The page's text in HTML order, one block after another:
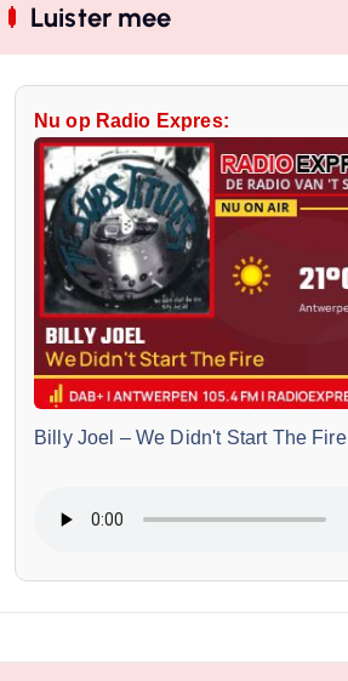
Luister mee
Nu op Radio Expres:
Billy Joel – We Didn't Start The Fire